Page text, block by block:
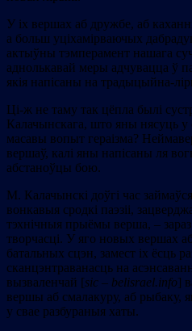
У іх вершах аб дружбе, аб
а больш уціхамірваючых
актыўны тэмперамент нашага
аднолькавай меры адчувацца ў
якія напісаны на традыцыйна-
Ці-ж не таму так цёпла былі
Калачынскага, што яны нясуць у
масавы вопыт гераізма?
вершаў, калі яны напісаны ля
абстаноўцы бою.
М. Калачынскі доўгі час
вонкавыя сродкі паэзіі,
тэхнічныя прыёмы верша, –
творчасці. У яго новых вершах
батальных сцэн, замест іх ёсць
сканцэнтраванасць на
вызваленчай [sic – belisrael.info]
вершы аб смалакуру, аб рыбаку,
у свае разбураныя хаты.